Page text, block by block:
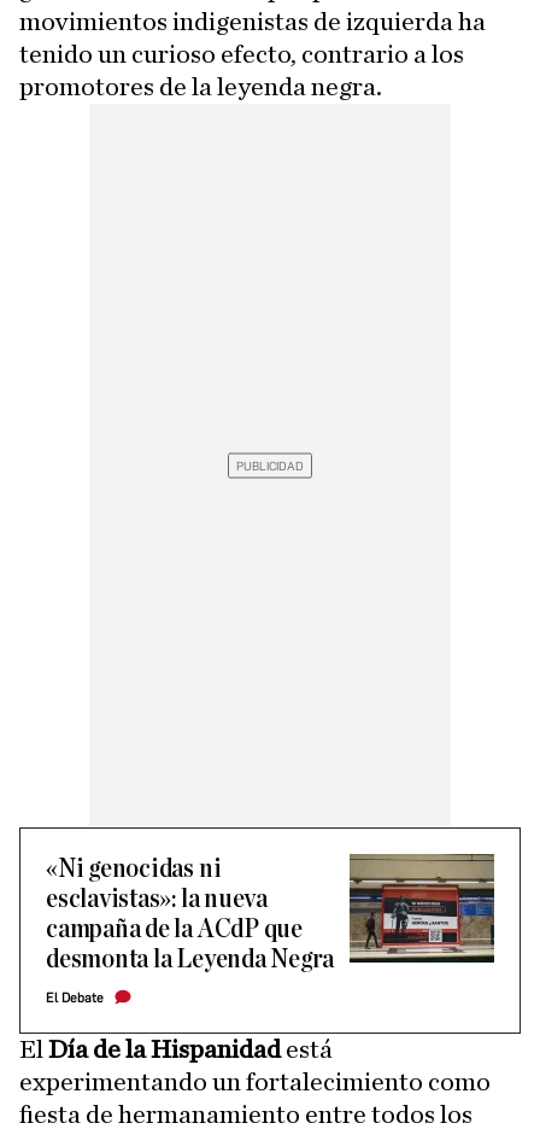
movimientos indigenistas de izquierda ha
tenido un curioso efecto, contrario a los
promotores de la leyenda negra.
«Ni genocidas ni
esclavistas»: la nueva
campaña de la ACdP que
desmonta la Leyenda Negra
El Debate
El Día de la Hispanidadestá
experimentando un fortalecimiento como
fiesta de hermanamiento entre todos los